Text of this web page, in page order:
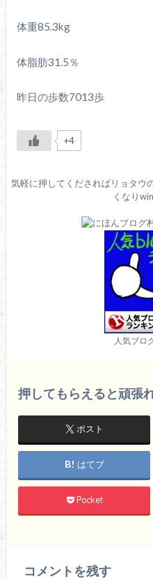
体重85.3kg
体脂肪31.5％
昨日の歩数7013歩
+4
気軽に押してくださればリョタウ
くなり
人気ブロ
押してもらえると頑張
ポスト
はてブ
Pocket
コメントを残す